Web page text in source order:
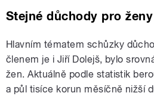
Stejné důchody pro
Hlavním tématem schůzky
členem je i Jiří Dolejš, bylo
žen. Aktuálně podle statistik
a půl tisíce korun měsíčně nižší